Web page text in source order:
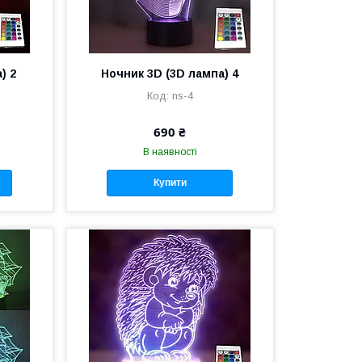
2 Ночник 3D (3D лампа) 4
ns-4
690 ₴
В наявності
Купити